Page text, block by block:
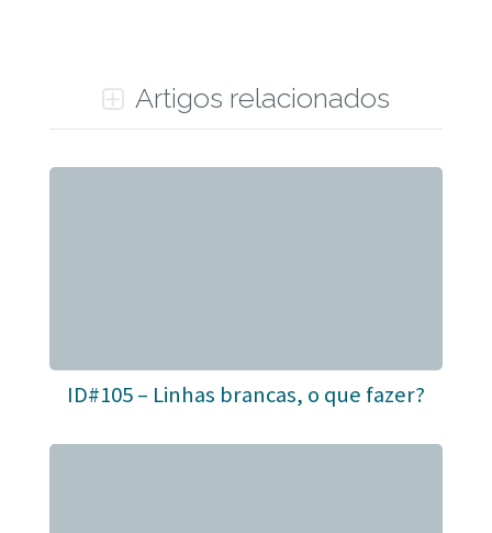
Artigos relacionados
ID#105 – Linhas brancas, o que fazer?